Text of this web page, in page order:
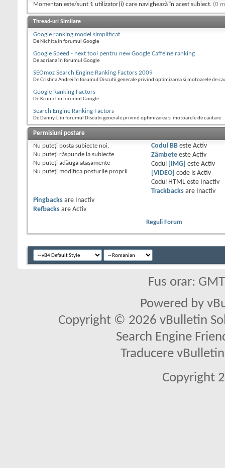
Momentan este/sunt 1 utilizator(i) care navighează în acest subiect. (0
Thread-uri Similare
Google ranking model simplificat
De Nichita în forumul Google
Google Speed - next tool pentru new Google Caffeine ranking
De adriana în forumul Google
SEOmoz Search Engine Ranking Factors 2009
De Cristina Andrei în forumul Discutii generale privind optimizarea si motoarele de
Google Ranking Factors
De Krumel în forumul Google
Search Engine Ranking Factors
De Danny-L în forumul Discutii generale privind optimizarea si motoarele de cautare
Permisiuni postare
Nu puteţi posta subiecte noi.
Nu puteţi răspunde la subiecte
Nu puteţi adăuga ataşamente
Nu puteţi modifica posturile proprii
Codul BBeste Activ
Zâmbeteeste Activ
Codul
[IMG] este Activ
[VIDEO]
code is Activ
Codul HTML este
Inactiv
Trackbacksare
Inactiv
Pingbacks are
Inactiv
Refbacks are Activ
Reguli Forum
Fus orar:
Powered by
Copyright © 2026 vBulletin
Search Engine
Traducere
Copyright